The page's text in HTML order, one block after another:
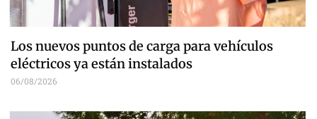
Los nuevos puntos de carga para vehículos
eléctricos ya están instalados
06/08/2026